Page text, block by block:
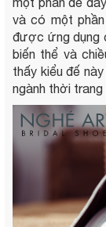
và có một
được ứng dụng
biến thể và
thấy kiểu đế
ngành thời